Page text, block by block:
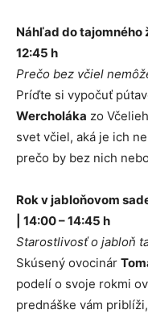
Náhľad do tajomného
12:45 h
Prečo bez včiel
Príďte si vypočuť
Wercholáka zo
svet včiel, aká je ich
prečo by bez nich
Rok v jabloňovom
| 14:00 – 14:45 h
Starostlivosť o jabloň
Skúsený ovocinár
podelí o svoje rokmi
prednáške vám